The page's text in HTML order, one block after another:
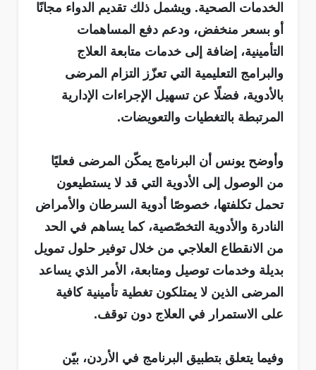
الخدمات الصحية. ويشمل ذلك تقديم الدواء مجانًا
أو بسعر منخفض، ودعم دفع المساهمات
التأمينية، إضافة إلى خدمات متابعة العلاج
والبرامج التعليمية التي تعزّز التزام المرضى
بالأدوية، فضلًا عن تسهيل الإجراءات الإدارية
المرتبطة بالتغطيات والتعويضات.
وأوضح يونس أن البرنامج يمكّن المرضى فعليًا
من الوصول إلى الأدوية التي قد لا يستطيعون
تحمل تكلفتها، خصوصًا أدوية السرطان والأمراض
النادرة والأدوية التخصّصية، كما يساهم في الحد
من الانقطاع العلاجي من خلال توفير حلول تمويل
بديلة وخدمات توصيل ومتابعة، الأمر الذي يساعد
المرضى الذين لا يمتلكون تغطية تأمينية كافية
على الاستمرار في العلاج دون توقف.
وفيما يتعلق بتطبيق البرنامج في الأردن، بيّن